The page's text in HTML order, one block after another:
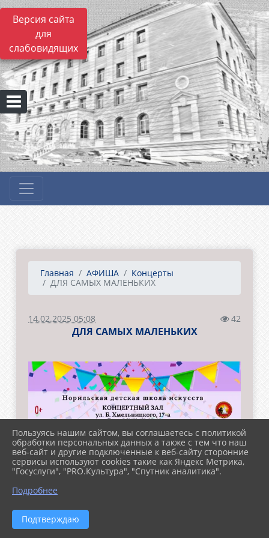
Версия сайта
для
слабовидящих
Главная АФИША
Концерты
ДЛЯ САМЫХ МАЛЕНЬКИХ
14.02.2025 05:08 42
ДЛЯ САМЫХ МАЛЕНЬКИХ
Пользуясь нашим сайтом, вы соглашаетесь с политикой
обработки персональных данных а также с тем что наш
веб-сайт и другие подключенные к веб-сайту сторонние
сервисы используют cookies такие как Яндекс Метрика,
"Госуслуги", "PRO.Культура", "Спутник аналитика".
Подробнее
Подтверждаю